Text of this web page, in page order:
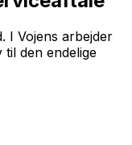
I Vojens arbejder
den endelige